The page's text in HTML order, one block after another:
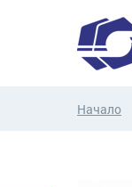
Начало